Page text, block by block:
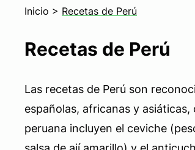
Inicio > Recetas de Perú
Recetas de Perú
Las recetas de Perú son
españolas, africanas y
peruana incluyen el ceviche